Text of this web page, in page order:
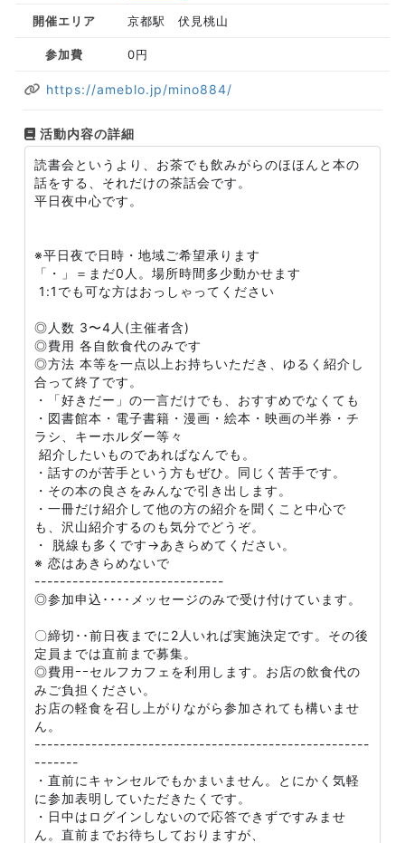
開催エリア 京都駅 伏見桃山
参加費 0円
https://ameblo.jp/mino884/
活動内容の詳細
読書会というより、お茶でも飲みがらのほほんと本の
話をする、それだけの茶話会です。
平日夜中心です。
※平日夜で日時・地域ご希望承ります
「・」＝まだ0人。場所時間多少動かせます
1:1でも可な方はおっしゃってください
◎人数 3〜4人(主催者含)
◎費用 各自飲食代のみです
◎方法 本等を一点以上お持ちいただき、ゆるく紹介し
合って終了です。
・「好きだー」の一言だけでも、おすすめでなくても
・図書館本・電子書籍・漫画・絵本・映画の半券・チ
ラシ、キーホルダー等々
紹介したいものであればなんでも。
・話すのが苦手という方もぜひ。同じく苦手です。
・その本の良さをみんなで引き出します。
・一冊だけ紹介して他の方の紹介を聞くこと中心で
も、沢山紹介するのも気分でどうぞ。
・ 脱線も多くです→あきらめてください。
※ 恋はあきらめないで
------------------------------
◎参加申込････メッセージのみで受け付けています。
〇締切･･前日夜までに2人いれば実施決定です。その後
定員までは直前まで募集。
◎費用ｰｰセルフカフェを利用します。お店の飲食代の
みご負担ください。
お店の軽食を召し上がりながら参加されても構いませ
ん。
-----------------------------------------------------
-------
・直前にキャンセルでもかまいません。とにかく気軽
に参加表明していただきたくです。
・日中はログインしないので応答できずですみませ
ん。直前までお待ちしておりますが、